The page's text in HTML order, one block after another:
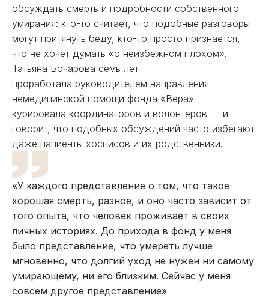
обсуждать смерть и подробности собственного
умирания: кто-то считает, что подобные разговоры
могут притянуть беду, кто-то просто признается,
что не хочет думать «о неизбежном плохом».
Татьяна Бочарова семь лет
проработала руководителем направления
немедицинской помощи фонда «Вера» —
курировала координаторов и волонтеров — и
говорит, что подобных обсуждений часто избегают
даже пациенты хосписов и их родственники.
«У каждого представление о том, что такое
хорошая смерть, разное, и оно часто зависит от
того опыта, что человек проживает в своих
личных историях. До прихода в фонд у меня
было представление, что умереть лучше
мгновенно, что долгий уход не нужен ни самому
умирающему, ни его близким. Сейчас у меня
совсем другое представление»